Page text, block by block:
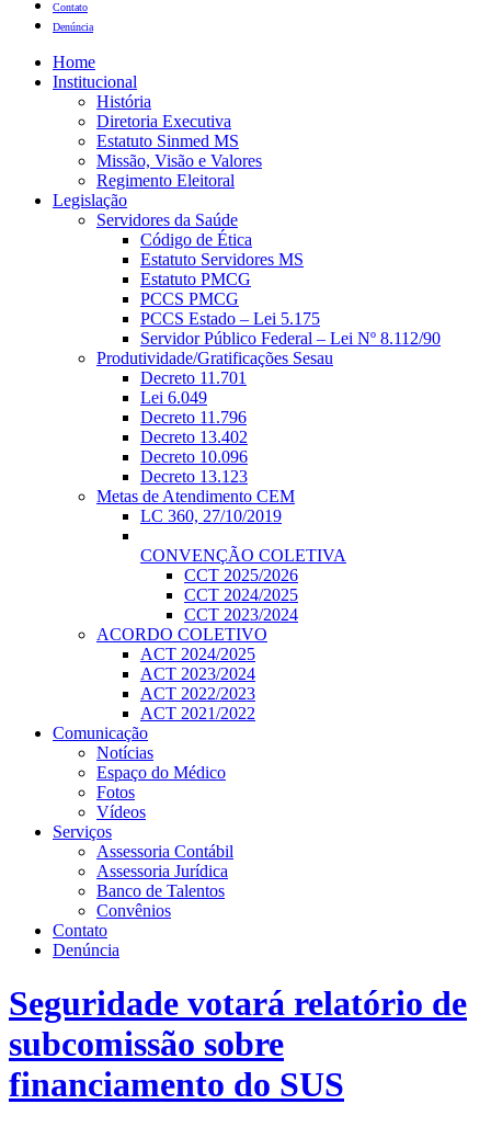
Contato
Denúncia
Home
Institucional
História
Diretoria Executiva
Estatuto Sinmed MS
Missão, Visão e Valores
Regimento Eleitoral
Legislação
Servidores da Saúde
Código de Ética
Estatuto Servidores MS
Estatuto PMCG
PCCS PMCG
PCCS Estado – Lei 5.175
Servidor Público Federal – Lei Nº 8.112/90
Produtividade/Gratificações Sesau
Decreto 11.701
Lei 6.049
Decreto 11.796
Decreto 13.402
Decreto 10.096
Decreto 13.123
Metas de Atendimento CEM
LC 360, 27/10/2019
CONVENÇÃO COLETIVA
CCT 2025/2026
CCT 2024/2025
CCT 2023/2024
ACORDO COLETIVO
ACT 2024/2025
ACT 2023/2024
ACT 2022/2023
ACT 2021/2022
Comunicação
Notícias
Espaço do Médico
Fotos
Vídeos
Serviços
Assessoria Contábil
Assessoria Jurídica
Banco de Talentos
Convênios
Contato
Denúncia
Seguridade votará relatório de
subcomissão sobre
financiamento do SUS